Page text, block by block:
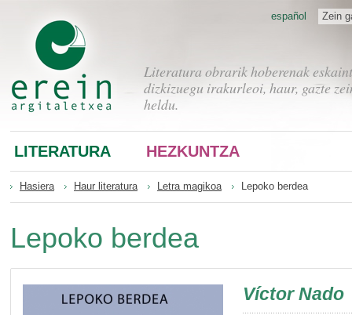
Literatura obrarik hoberenak
dizkizuegu irakurleoi, haur, gazte
heldu.
Zein
español
LITERATURA HEZKUNTZA
Hasiera Haur literatura Letra magikoa Lepoko berdea
Lepoko berdea
Víctor Nado